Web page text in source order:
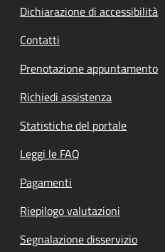
Dichiarazione di accessibilità
Contatti
Prenotazione appuntamento
Richiedi assistenza
Statistiche del portale
Leggi le FAQ
Pagamenti
Riepilogo valutazioni
Segnalazione disservizio